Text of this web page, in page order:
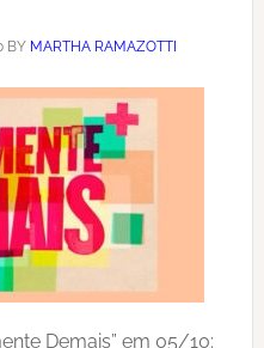
BY MARTHA RAMAZOTTI
Demais” em 05/10: